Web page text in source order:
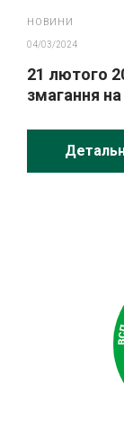
НОВИНИ
04/03/2024
21 лютого
змагання